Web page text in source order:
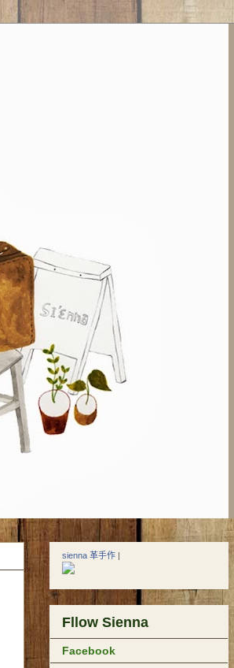
sienna 革手作 |
Fllow Sienna
Facebook